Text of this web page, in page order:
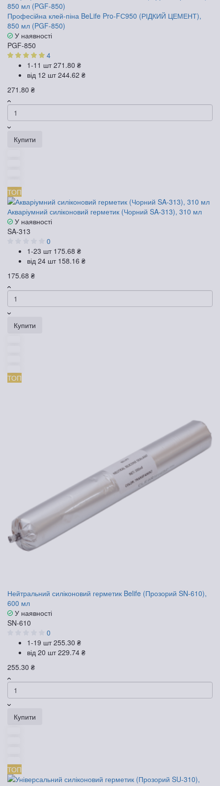
Професійна клей-піна BeLife Pro-FС950 (РІДКИЙ ЦЕМЕНТ),
850 мл (PGF-850)
У наявності
PGF-850
4
1-11 шт271.80 ₴
від 12 шт244.62 ₴
271.80 ₴
Купити
ТОП
Акваріумний силіконовий герметик (Чорний SA-313), 310 мл
У наявності
SA-313
0
1-23 шт 175.68 ₴
від 24 шт 158.16 ₴
175.68 ₴
Купити
ТОП
Нейтральний силіконовий герметик Belife (Прозорий SN-610),
600 мл
У наявності
SN-610
0
1-19 шт255.30 ₴
від 20 шт229.74 ₴
255.30 ₴
Купити
ТОП